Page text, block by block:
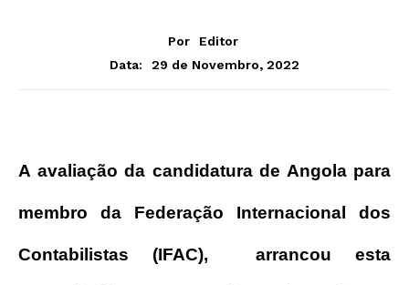
Por
Editor
Data:
29 de Novembro, 2022
A avaliação da candidatura de Angola para
membro da Federação Internacional dos
Contabilistas (IFAC), arrancou esta